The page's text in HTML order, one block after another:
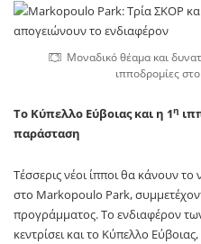
Μοναδικό θέαμα και
ιπποδρομίες
Το Κύπελλο Εύβοιας και η 1η
παράσταση
Τέσσερις νέοι ίπποι θα κάνουν
στο Markopoulo Park,
προγράμματος. Το ενδιαφέρον
κεντρίσει και το Κύπελλο